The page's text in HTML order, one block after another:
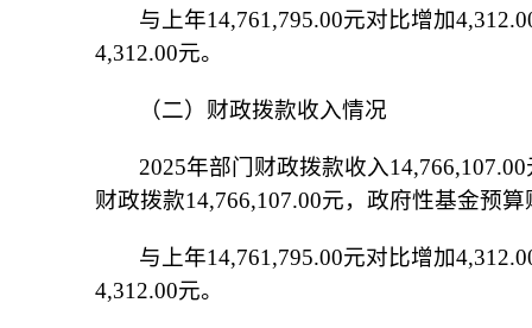
与上年14,761,795.00元对比增加4,312
4,312.00元。
（二）财政拨款收入情况
2025年部门财政拨款收入
财政拨款14,766,107.00元，政府性基金预
与上年14,761,795.00元对比增加
4,312.00元。